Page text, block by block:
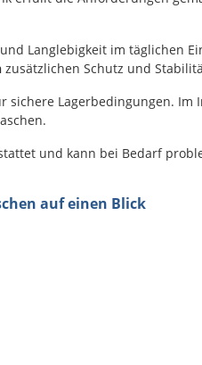
Langlebigkeit im täglichen
zusätzlichen Schutz und
Lagerbedingungen. Im
und kann bei Bedarf
auf einen Blick